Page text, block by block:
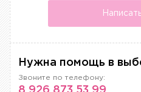
Нужна помощь в
Звоните по телефону: